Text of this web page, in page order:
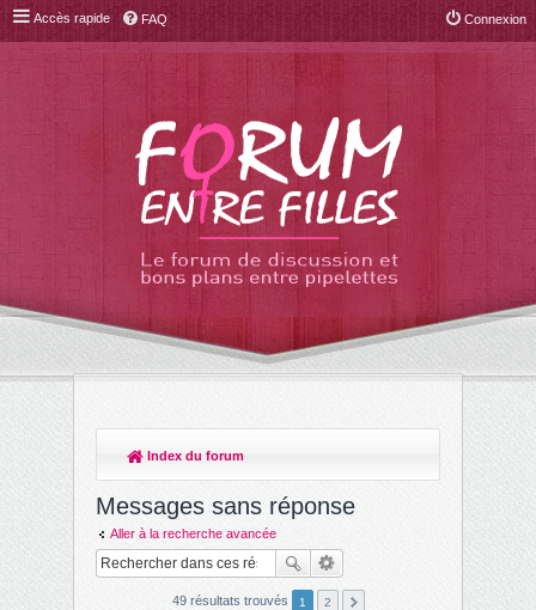
Accès rapide FAQ Connexion
Index du forum
ec
Messages sans réponse
Aller à la recherche avancée
49 résultats trouvés 1 2